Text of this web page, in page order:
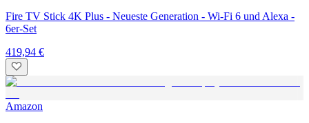
Fire TV Stick 4K Plus - Neueste Generation - Wi-Fi 6 und Alexa -
6er-Set
419,94 €
Amazon